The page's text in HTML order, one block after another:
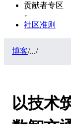
贡献者专区
社区准则
博客/.../
以技术